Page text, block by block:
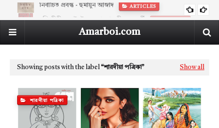
বুদ্ধিজীবীর নোটবই - সম্পাদনা সুধীর চক্রবর্তী ARTICLES
Amarboi.com
Showing posts with the label শারদীয়া পত্রিকা Show all
শারদীয়া পত্রিকা